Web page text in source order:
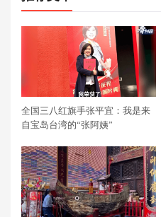
全国三八红旗手张平宜：我是来
自宝岛台湾的“张阿姨”